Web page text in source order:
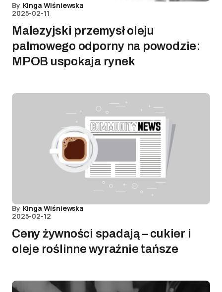
By Kinga Wiśniewska
2025-02-11
Malezyjski przemysł oleju
palmowego odporny na powodzie:
MPOB uspokaja rynek
By Kinga Wiśniewska
2025-02-12
Ceny żywności spadają – cukier i
oleje roślinne wyraźnie tańsze